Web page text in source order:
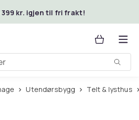
399 kr. igjen til fri frakt!
Utendørsbygg Telt & lysthus